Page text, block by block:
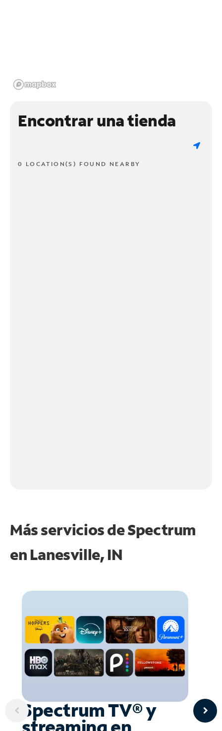
Encontrar una tienda
0 LOCATION(S) FOUND NEARBY
Más servicios de Spectrum
en Lanesville, IN
Spectrum TV® y